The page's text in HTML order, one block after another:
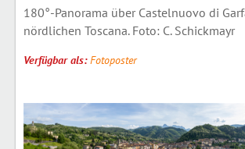
180°-Panorama über Castelnuovo di
nördlichen Toscana. Foto: C. Schickmayr
Verfügbar als:Fotoposter